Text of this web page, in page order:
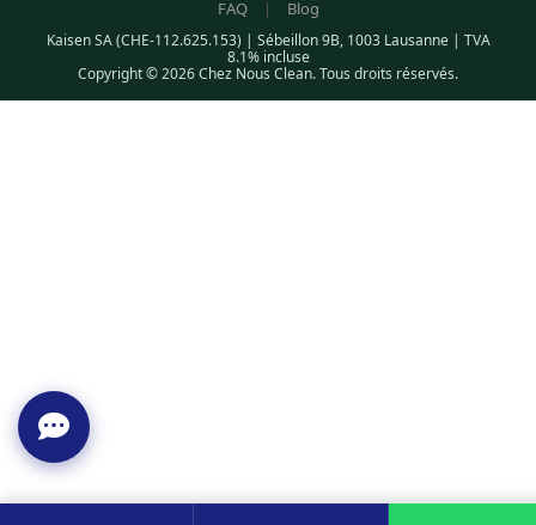
FAQ
| Blog
Kaisen SA (CHE-112.625.153) | Sébeillon 9B, 1003 Lausanne | TVA
8.1% incluse
Copyright © 2026 Chez Nous Clean. Tous droits réservés.